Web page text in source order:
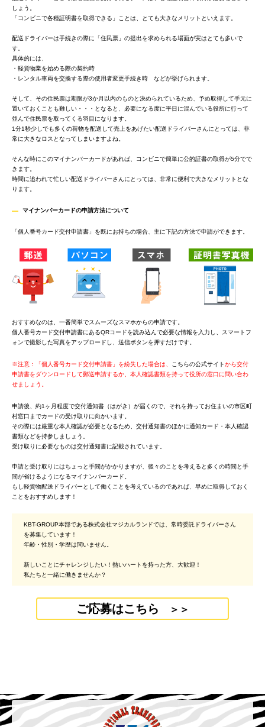
しょう。
「コンビニで各種証明書を取得できる」ことは、とても大きなメリットといえます。
配送ドライバーは手続きの際に「住民票」の提出を求められる場面が実はとても多いで
す。
具体的には、
・軽貨物業を始める際の契約時
・レンタル車両を交換する際の使用者変更手続き時 などが挙げられます。
そして、その住民票は期限が3か月以内のものと決められているため、予め取得して手元に
置いておくことも難しい・・・となると、必要になる度に平日に混んでいる役所に行って
並んで住民票を取ってくる羽目になります。
1分1秒少しでも多くの荷物を配送して売上をあげたい配送ドライバーさんにとっては、非
常に大きなロスとなってしまいますよね。
そんな時にこのマイナンバーカードがあれば、コンビニで簡単に公的証書の取得が5分でで
きます。
時間に追われて忙しい配送ドライバーさんにとっては、非常に便利で大きなメリットとな
ります。
マイナンバーカードの申請方法について
「個人番号カード交付申請書」を既にお持ちの場合、主に下記の方法で申請ができます。
おすすめなのは、一番簡単でスムーズなスマホからの申請です。
個人番号カード交付申請書にあるQRコードを読み込んで必要な情報を入力し、スマートフ
ォンで撮影した写真をアップロードし、送信ボタンを押すだけです。
※注意：「個人番号カード交付申請書」を紛失した場合は、 こちらの公式サイトから交付
申請書をダウンロードして郵送申請するか、本人確認書類を持って役所の窓口に問い合わ
せましょう。
申請後、約1ヶ月程度で交付通知書（はがき）が届くので、それを持ってお住まいの市区町
村窓口までカードの受け取りに向かいます。
その際には厳重な本人確認が必要となるため、交付通知書のほかに通知カード・本人確認
書類などを持参しましょう。
受け取りに必要なものは交付通知書に記載されています。
申請と受け取りにはちょっと手間がかかりますが、後々のことを考えると多くの時間と手
間が省けるようになるマイナンバーカード。
もし軽貨物配送ドライバーとして働くことを考えているのであれば、早めに取得しておく
ことをおすすめします！
KBT-GROUP本部である株式会社マジカルランドでは、常時委託ドライバーさん
を募集しています！
年齢・性別・学歴は問いません。
新しいことにチャレンジしたい！熱いハートを持った方、大歓迎！
私たちと一緒に働きませんか？
ご応募はこちら ＞＞